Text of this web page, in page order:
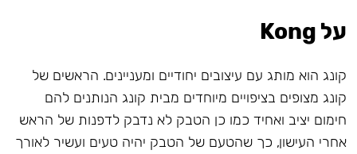
על Kong
קונג הוא מותג עם עיצובים יחודיים ומעניינים. הראשים של
קונג מצופים בציפויים מיוחדים מבית קונג הנותנים להם
חימום יציב ואחיד כמו כן הטבק לא נדבק לדפנות של הראש
אחרי העישון, כך שהטעם של הטבק יהיה טעים ועשיר לאורך